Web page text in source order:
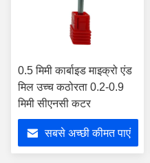
0.5 मिमी कार्बाइड माइक्रो एंड
मिल उच्च कठोरता 0.2-0.9
मिमी सीएनसी कटर
सबसे अच्छी कीमत पाएं